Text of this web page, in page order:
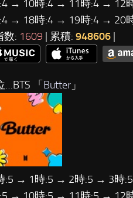
→ 10時:4 → 11時:4 → 12
→ 18時:4 → 19時:4 → 20
数: 1609 | 累積: 948606 |
…BTS 「 Butter 」
:5 → 1時:5 → 2時:5 → 3時